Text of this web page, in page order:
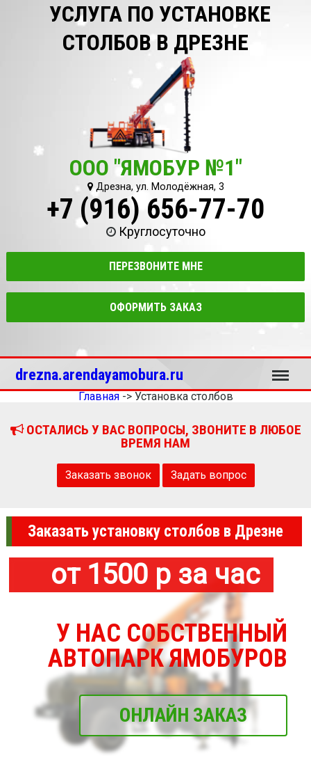
УСЛУГА ПО УСТАНОВКЕ
СТОЛБОВ В ДРЕЗНЕ
ООО "ЯМОБУР №1"
Дрезна, ул. Молодёжная, 3
+7 (916) 656-77-70
Круглосуточно
ПЕРЕЗВОНИТЕ МНЕ
ОФОРМИТЬ ЗАКАЗ
drezna.arendayamobura.ru Меню
Главная-> Установка столбов
ОСТАЛИСЬ У ВАС ВОПРОСЫ, ЗВОНИТЕ В ЛЮБОЕ
ВРЕМЯ НАМ
Заказать звонок Задать вопрос
Заказать установку столбов в Дрезне
от 1500 р за час
У НАС СОБСТВЕННЫЙ
АВТОПАРК ЯМОБУРОВ
ОНЛАЙН ЗАКАЗ